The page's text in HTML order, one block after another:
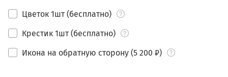
Цветок 1шт (бесплатно)
Крестик 1шт (бесплатно)
Икона на обратную сторону (5 200 ₽)